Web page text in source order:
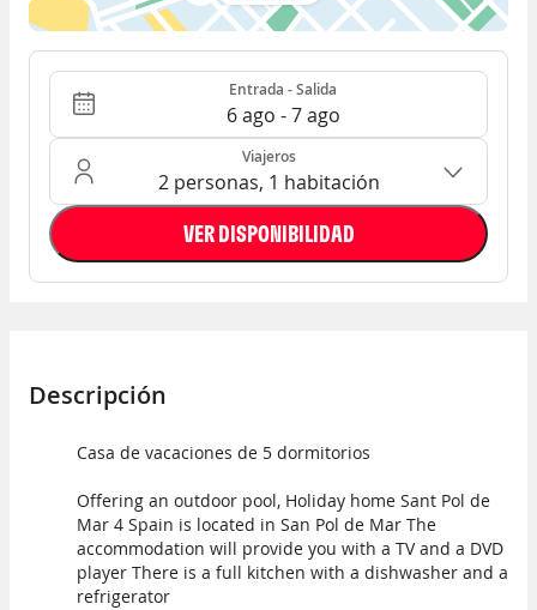
Entrada - Salida Entrada - Salida
6 ago - 7 ago
Ocupación: 2 personas, 1 habitación
Viajeros
2 personas, 1 habitación
VER DISPONIBILIDAD
Descripción
Casa de vacaciones de 5 dormitorios
Offering an outdoor pool, Holiday home Sant Pol de
Mar 4 Spain is located in San Pol de Mar The
accommodation will provide you with a TV and a DVD
player There is a full kitchen with a dishwasher and a
refrigerator